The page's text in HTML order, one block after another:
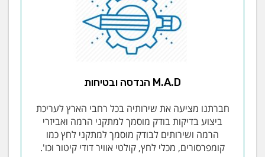
M.A.D הנדסה ובטיחות
חברתנו מציעה את שירותיה בכל רחבי הארץ לעריכת
ביצוע בדיקות בודק מוסמך למתקני הרמה ואביזרי
הרמה ושירותים לבודק מוסמך למתקני לחץ כמו
קומפרסורים, מכלי לחץ, קולטי אוויר דודי קיטור וכו'.